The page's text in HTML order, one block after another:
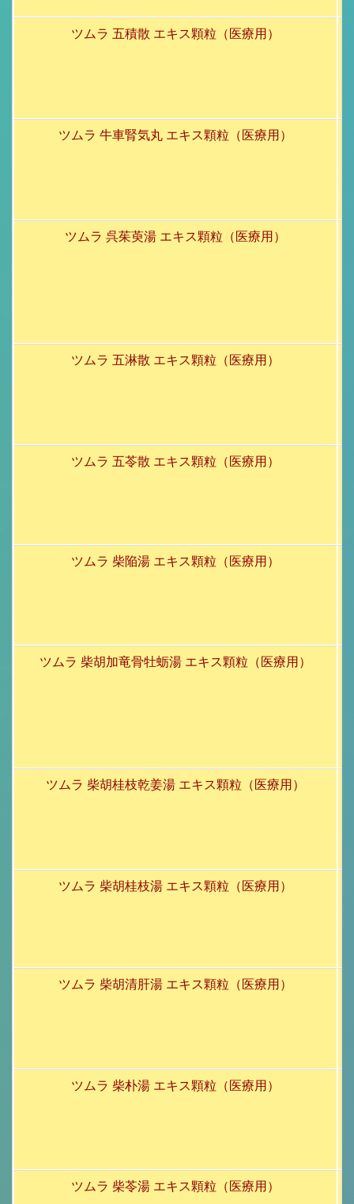
ツムラ 五積散 エキス顆粒（医療用）
ツムラ 牛車腎気丸 エキス顆粒（医療用）
ツムラ 呉茱萸湯 エキス顆粒（医療用）
ツムラ 五淋散 エキス顆粒（医療用）
ツムラ 五苓散 エキス顆粒（医療用）
ツムラ 柴陥湯 エキス顆粒（医療用）
ツムラ 柴胡加竜骨牡蛎湯 エキス顆粒（医療用）
ツムラ 柴胡桂枝乾姜湯 エキス顆粒（医療用）
ツムラ 柴胡桂枝湯 エキス顆粒（医療用）
ツムラ 柴胡清肝湯 エキス顆粒（医療用）
ツムラ 柴朴湯 エキス顆粒（医療用）
ツムラ 柴苓湯 エキス顆粒（医療用）